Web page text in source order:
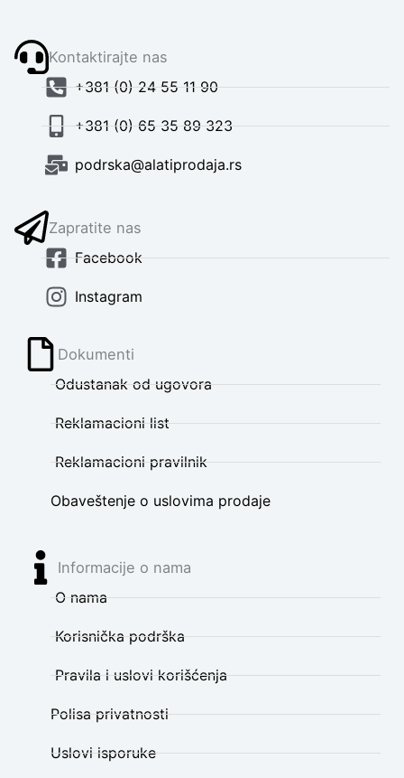
Kontaktirajte nas
+381 (0) 24 55 11 90
+381 (0) 65 35 89 323
podrska@alatiprodaja.rs
Zapratite nas
Facebook
Instagram
Dokumenti
Odustanak od ugovora
Reklamacioni list
Reklamacioni pravilnik
Obaveštenje o uslovima prodaje
Informacije o nama
O nama
Korisnička podrška
Pravila i uslovi korišćenja
Polisa privatnosti
Uslovi isporuke